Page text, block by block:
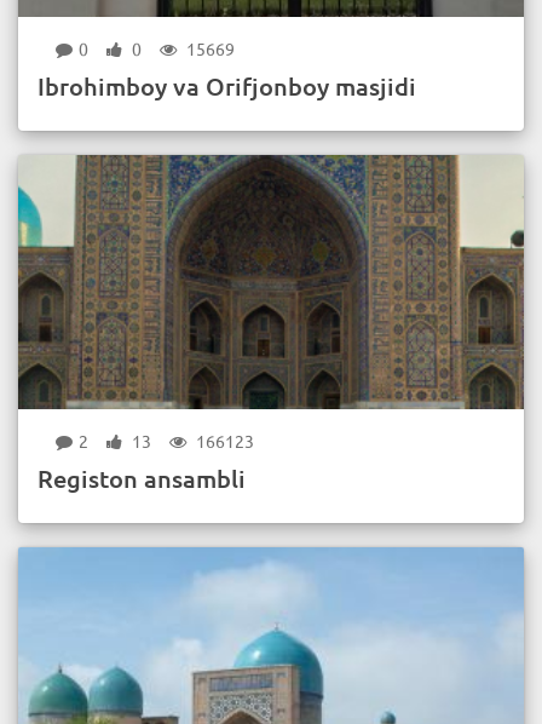
0 0 15669
Ibrohimboy va Orifjonboy masjidi
2 13 166123
Registon ansambli